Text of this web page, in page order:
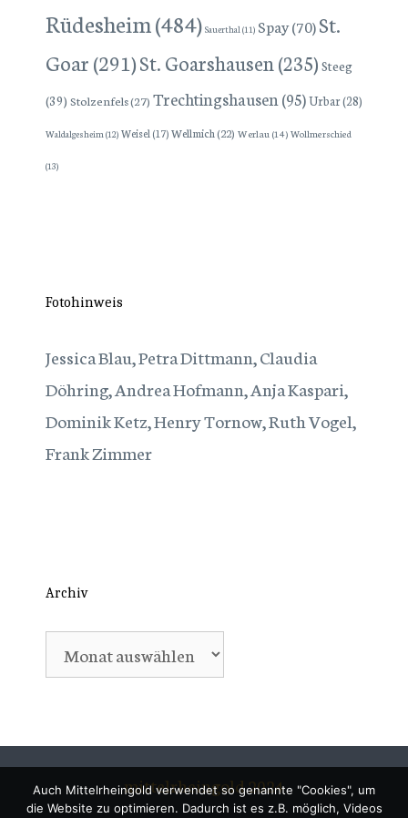
Rüdesheim(484) Sauerthal(11) Spay(70)St.
Goar(291)St. Goarshausen(235) Steeg
(39) Stolzenfels(27) Trechtingshausen(95)Urbar(28)
Waldalgesheim(12) Weisel(17)Wellmich (22) Werlau (14) Wollmerschied
(13)
Fotohinweis
Jessica Blau, Petra Dittmann, Claudia
Döhring, Andrea Hofmann, Anja Kaspari,
Dominik Ketz, Henry Tornow, Ruth Vogel,
Frank Zimmer
Archiv
Archiv
mittelrheingold 2024
Auch Mittelrheingold verwendet so genannte "Cookies", um
die Website zu optimieren. Dadurch ist es z.B. möglich, Videos